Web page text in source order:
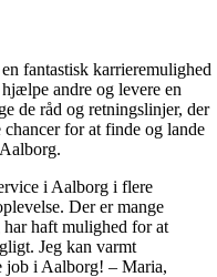
fantastisk karrieremulighed
andre og levere en
de råd og retningslinjer, der
for at finde og lande
i Aalborg i flere
Der er mange
haft mulighed for at
Jeg kan varmt
job i Aalborg! – Maria,